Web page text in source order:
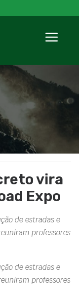
vira
Expo
de estradas e
professores
de estradas e
professores